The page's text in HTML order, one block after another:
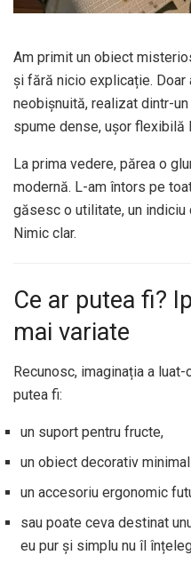
Am primit un obiect
și fără nicio explicație. Doar
neobișnuită, realizat dintr-
spume dense, ușor flexibilă
La prima vedere, părea o
modernă. L-am întors pe
găsesc o utilitate, un
Nimic clar.
Ce ar putea fi?
mai variate
Recunosc, imaginația a
putea fi:
un suport pentru fructe,
un obiect decorativ
un accesoriu ergonomic
sau poate ceva destinat
eu pur și simplu nu îl